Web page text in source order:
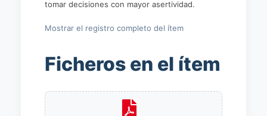
tomar decisiones con mayor asertividad.
Mostrar el registro completo del ítem
Ficheros en el ítem